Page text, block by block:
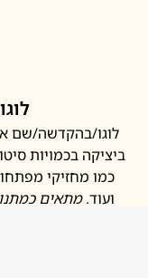
לוגו/
בהקדשה/שם או כל
בכמויות סיטונאיות
מחזיקי מפתחות,
מתאים כמתנות